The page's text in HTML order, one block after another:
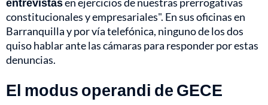
constitucionales y empresariales". En sus oficinas en
Barranquilla y por vía telefónica, ninguno de los dos
quiso hablar ante las cámaras para responder por estas
denuncias.
El modus operandi de GECE